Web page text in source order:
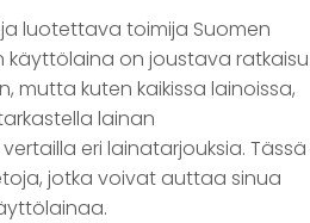
luotettava toimija Suomen
käyttölaina on joustava ratkaisu
mutta kuten kaikissa lainoissa,
lainan
eri lainatarjouksia. Tässä
jotka voivat auttaa sinua